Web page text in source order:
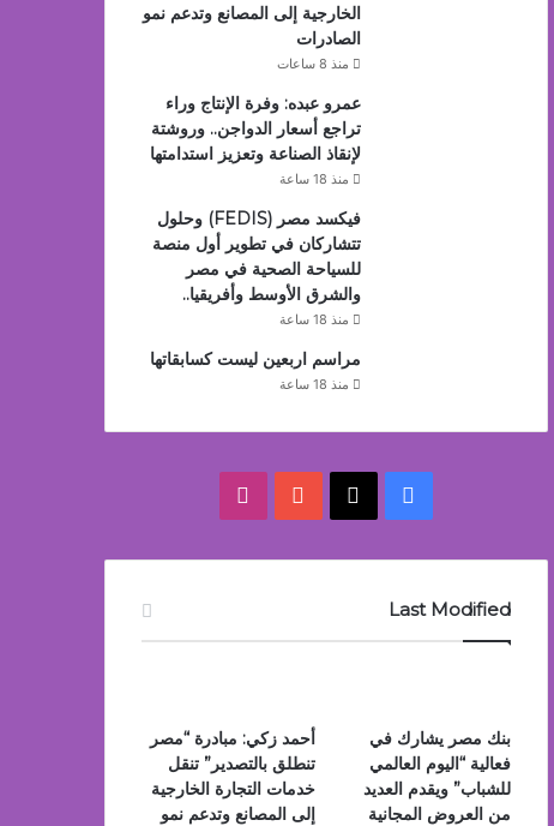
الخارجية إلى المصانع وتدعم نمو
الصادرات
منذ 8 ساعات
عمرو عبده: وفرة الإنتاج وراء
تراجع أسعار الدواجن.. وروشتة
لإنقاذ الصناعة وتعزيز استدامتها
منذ 18 ساعة
فيكسد مصر (FEDIS) وحلول
تتشاركان في تطوير أول منصة
للسياحة الصحية في مصر
والشرق الأوسط وأفريقيا..
منذ 18 ساعة
مراسم اربعين ليست كسابقاتها
منذ 18 ساعة
فيسبوك
‫X
‫YouTubeانستقرام
Last Modified
بنك مصر يشارك في
فعالية “اليوم العالمي
للشباب” ويقدم العديد
من العروض المجانية
أحمد زكي: مبادرة “مصر
تنطلق بالتصدير” تنقل
خدمات التجارة الخارجية
إلى المصانع وتدعم نمو